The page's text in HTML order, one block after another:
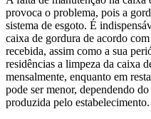
provoca o problema, pois a
sistema de esgoto. É
caixa de gordura de acordo
recebida, assim como a sua
residências a limpeza da caixa
mensalmente, enquanto em
pode ser menor, dependendo
produzida pelo estabelecimento.